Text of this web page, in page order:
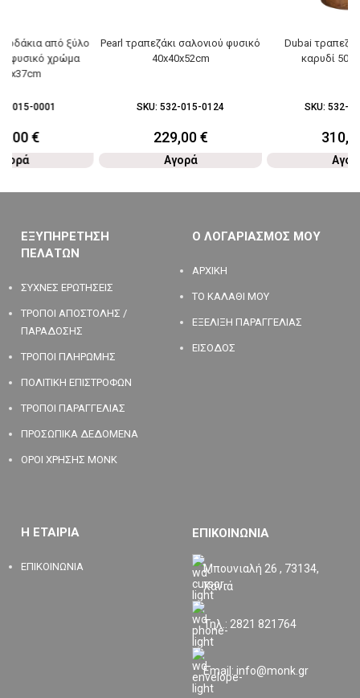
ροδάκια από ξύλο
φυσικό χρώμα
015-0001
€
Pearl τραπεζάκι σαλονιού φυσικό
40x40x52cm
SKU: 532-015-0124
229,00€
Αγορά
Dubai
καρυδί
SKU: 532-
ΕΞΥΠΗΡΕΤΗΣΗ
ΠΕΛΑΤΩΝ
ΣΥΧΝΕΣ ΕΡΩΤΗΣΕΙΣ
ΤΡΟΠΟΙ ΑΠΟΣΤΟΛΗΣ /
ΠΑΡΑΔΟΣΗΣ
ΤΡΟΠΟΙ ΠΛΗΡΩΜΗΣ
ΠΟΛΙΤΙΚΗ ΕΠΙΣΤΡΟΦΩΝ
ΤΡΟΠΟΙ ΠΑΡΑΓΓΕΛΙΑΣ
ΠΡΟΣΩΠΙΚΑ ΔΕΔΟΜΕΝΑ
ΟΡΟΙ ΧΡΗΣΗΣ MONK
Ο ΛΟΓΑΡΙΑΣΜΟΣ ΜΟΥ
ΑΡΧΙΚΗ
ΤΟ ΚΑΛΑΘΙ ΜΟΥ
ΕΞΕΛΙΞΗ ΠΑΡΑΓΓΕΛΙΑΣ
ΕΙΣΟΔΟΣ
Η ΕΤΑΙΡΙΑ
ΕΠΙΚΟΙΝΩΝΙΑ
ΕΠΙΚΟΙΝΩΝΙΑ
Μπουνιαλή 26 , 73134,
Χανιά
Τηλ.: 2821 821764
Email: info@monk.gr